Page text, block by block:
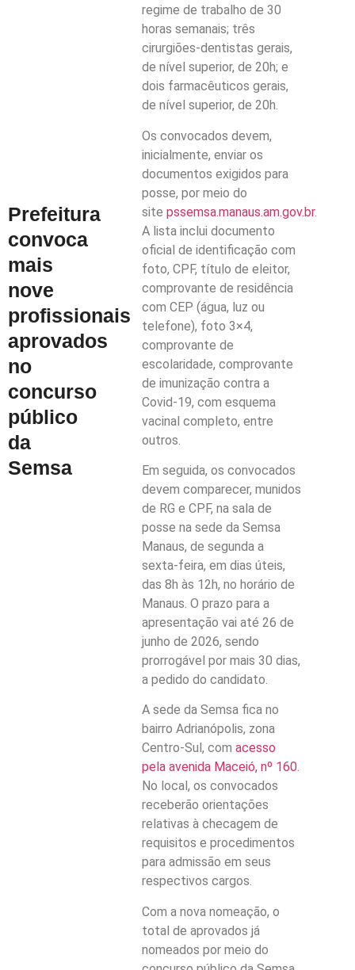
Prefeitura
convoca
mais
nove
profissionais
aprovados
no
concurso
público
da
Semsa
regime de trabalho de 30
horas semanais; três
cirurgiões-dentistas gerais,
de nível superior, de 20h; e
dois farmacêuticos gerais,
de nível superior, de 20h.
Os convocados devem,
inicialmente, enviar os
documentos exigidos para
posse, por meio do
sitepssemsa.manaus.am.gov.br.
A lista inclui documento
oficial de identificação com
foto, CPF, título de eleitor,
comprovante de residência
com CEP (água, luz ou
telefone), foto 3×4,
comprovante de
escolaridade, comprovante
de imunização contra a
Covid-19, com esquema
vacinal completo, entre
outros.
Em seguida, os convocados
devem comparecer, munidos
de RG e CPF, na sala de
posse na sede da Semsa
Manaus, de segunda a
sexta-feira, em dias úteis,
das 8h às 12h, no horário de
Manaus. O prazo para a
apresentação vai até 26 de
junho de 2026, sendo
prorrogável por mais 30 dias,
a pedido do candidato.
A sede da Semsa fica no
bairro Adrianópolis, zona
Centro-Sul, comacesso
pela avenida Maceió, nº 160.
No local, os convocados
receberão orientações
relativas à checagem de
requisitos e procedimentos
para admissão em seus
respectivos cargos.
Com a nova nomeação, o
total de aprovados já
nomeados por meio do